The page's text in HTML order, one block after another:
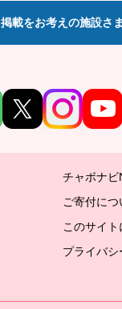
掲載をお考えの施設さま
チャボナビ
ご寄付につ
このサイト
プライバシ